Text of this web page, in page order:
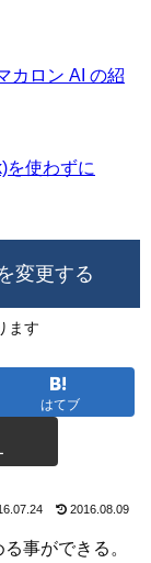
カロン AI の紹
を使わずに
変更する
ます
はてブ
2016.08.09
事ができる。